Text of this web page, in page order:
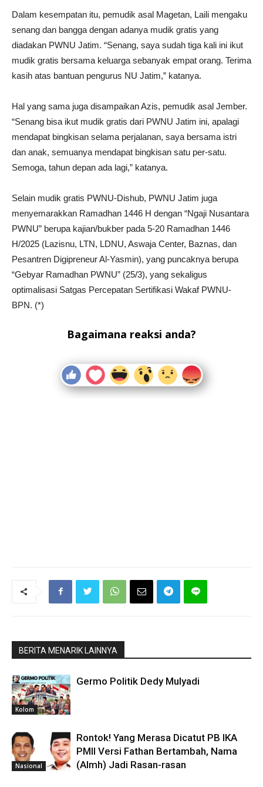
Dalam kesempatan itu, pemudik asal Magetan, Laili mengaku
senang dan bangga dengan adanya mudik gratis yang
diadakan PWNU Jatim. “Senang, saya sudah tiga kali ini ikut
mudik gratis bersama keluarga sebanyak empat orang. Terima
kasih atas bantuan pengurus NU Jatim,” katanya.
Hal yang sama juga disampaikan Azis, pemudik asal Jember.
“Senang bisa ikut mudik gratis dari PWNU Jatim ini, apalagi
mendapat bingkisan selama perjalanan, saya bersama istri
dan anak, semuanya mendapat bingkisan satu per-satu.
Semoga, tahun depan ada lagi,” katanya.
Selain mudik gratis PWNU-Dishub, PWNU Jatim juga
menyemarakkan Ramadhan 1446 H dengan “Ngaji Nusantara
PWNU” berupa kajian/bukber pada 5-20 Ramadhan 1446
H/2025 (Lazisnu, LTN, LDNU, Aswaja Center, Baznas, dan
Pesantren Digipreneur Al-Yasmin), yang puncaknya berupa
“Gebyar Ramadhan PWNU” (25/3), yang sekaligus
optimalisasi Satgas Percepatan Sertifikasi Wakaf PWNU-
BPN. (*)
Bagaimana reaksi anda?
BERITA MENARIK LAINNYA
Kolom
Germo Politik Dedy Mulyadi
Nasional
Rontok! Yang Merasa Dicatut PB IKA
PMII Versi Fathan Bertambah, Nama
(Almh) Jadi Rasan-rasan